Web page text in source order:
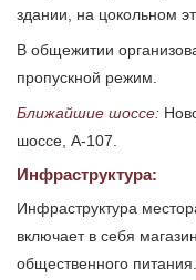
здании, на цокольном
В общежитии
пропускной режим.
Ближайшие шоссе:
шоссе, А-107.
Инфраструктура:
Инфраструктура
включает в себя
общественного питания.